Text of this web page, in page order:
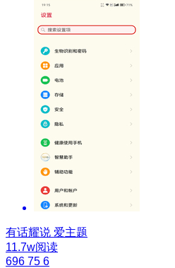
有话耀说 爱主题
11.7w阅读
696 75 6